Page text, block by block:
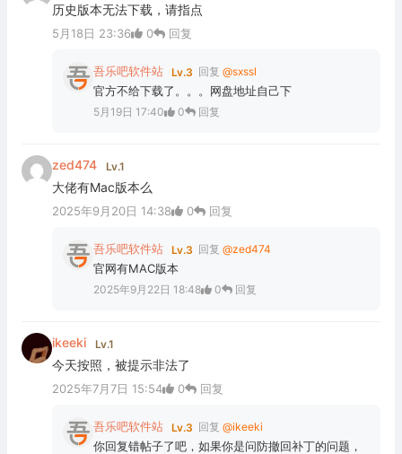
历史版本无法下载，请指点
5月18日 23:36 0 回复
吾乐吧软件站 Lv.3 回复 @sxssl
官方不给下载了。。。网盘地址自己下
5月19日 17:40 0 回复
zed474 Lv.1
大佬有Mac版本么
2025年9月20日 14:38 0 回复
吾乐吧软件站 Lv.3 回复 @zed474
官网有MAC版本
2025年9月22日 18:48 0 回复
ikeeki Lv.1
今天按照，被提示非法了
2025年7月7日 15:54 0 回复
吾乐吧软件站 Lv.3 回复 @ikeeki
你回复错帖子了吧，如果你是问防撤回补丁的问题，